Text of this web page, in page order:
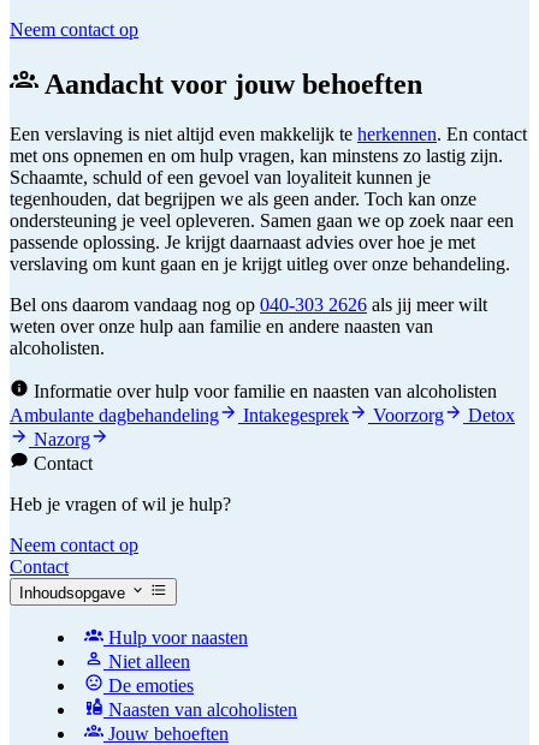
Neem contact op
Aandacht voor jouw behoeften
Een verslaving is niet altijd even makkelijk te herkennen. En contact
met ons opnemen en om hulp vragen, kan minstens zo lastig zijn.
Schaamte, schuld of een gevoel van loyaliteit kunnen je
tegenhouden, dat begrijpen we als geen ander. Toch kan onze
ondersteuning je veel opleveren. Samen gaan we op zoek naar een
passende oplossing. Je krijgt daarnaast advies over hoe je met
verslaving om kunt gaan en je krijgt uitleg over onze behandeling.
Bel ons daarom vandaag nog op 040-303 2626 als jij meer wilt
weten over onze hulp aan familie en andere naasten van
alcoholisten.
Informatie over hulp voor familie en naasten van alcoholisten
Ambulante dagbehandeling
Intakegesprek Voorzorg
Detox
Nazorg
Contact
Heb je vragen of wil je hulp?
Neem contact op
Contact
Inhoudsopgave
Hulp voor naasten
Niet alleen
De emoties
Naasten van alcoholisten
Jouw behoeften